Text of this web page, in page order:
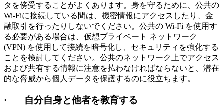
タを傍受することがよくあります。身を守るために、公共の
Wi-Fiに接続している間は、機密情報にアクセスしたり、金
融取引を行ったりしないでください。公共の Wi-Fi を使用す
る必要がある場合は、仮想プライベート ネットワーク
(VPN) を使用して接続を暗号化し、セキュリティを強化する
ことを検討してください。公共のネットワーク上でアクセス
および共有する情報に注意を払わなければならないと、潜在
的な脅威から個人データを保護するのに役立ちます。
· 自分自身と他者を教育する